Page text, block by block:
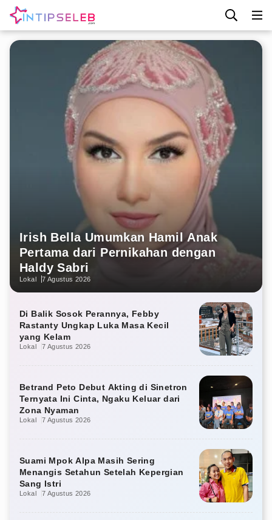
Irish Bella Umumkan Hamil Anak
Pertama dari Pernikahan dengan
Haldy Sabri
Lokal 7 Agustus 2026
Di Balik Sosok Perannya, Febby
Rastanty Ungkap Luka Masa Kecil
yang Kelam
Lokal 7 Agustus 2026
Betrand Peto Debut Akting di Sinetron
Ternyata Ini Cinta, Ngaku Keluar dari
Zona Nyaman
Lokal 7 Agustus 2026
Suami Mpok Alpa Masih Sering
Menangis Setahun Setelah Kepergian
Sang Istri
Lokal 7 Agustus 2026